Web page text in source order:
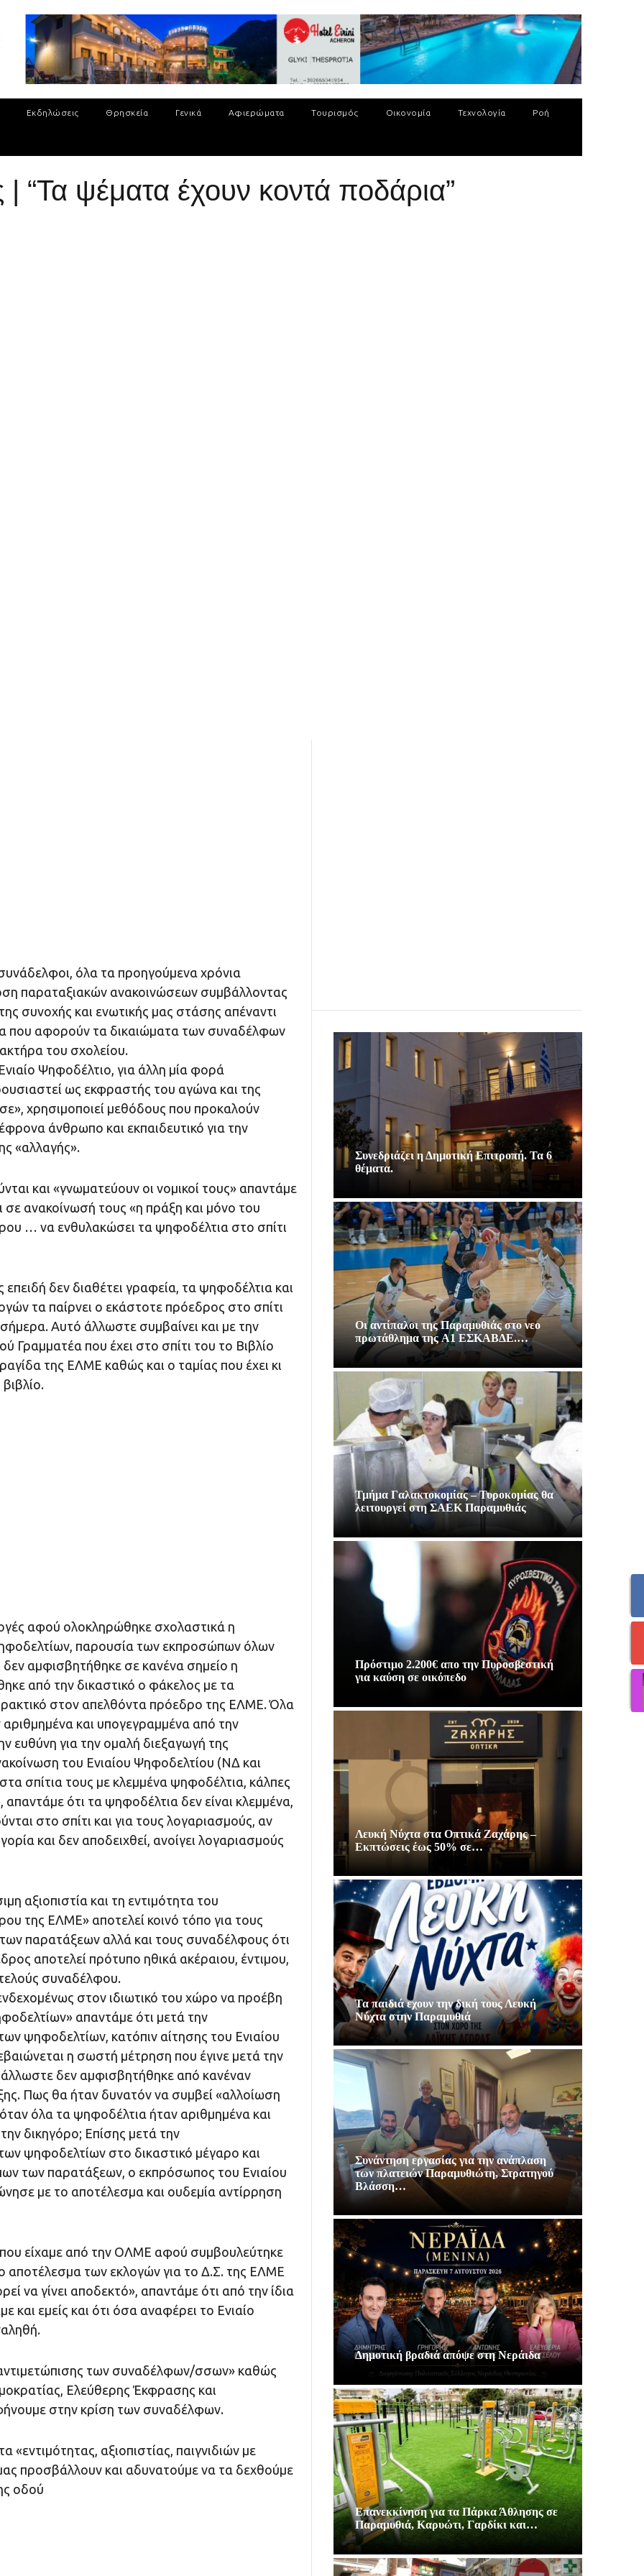
Εκδηλώσεις Θρησκεία Γενικά Αφιερώματα Τουρισμός Οικονομία Τεχνολογία Ροή
ψέματα έχουν κοντά ποδάρια”
όλα τα προηγούμενα χρόνια
παραταξιακών ανακοινώσεων συμβάλλοντας
συνοχής και ενωτικής μας στάσης απέναντι
που αφορούν τα δικαιώματα των συναδέλφων
του σχολείου.
Ψηφοδέλτιο, για άλλη μία φορά
ως εκφραστής του αγώνα και της
χρησιμοποιεί μεθόδους που προκαλούν
άνθρωπο και εκπαιδευτικό για την
«αλλαγής».
και «γνωματεύουν οι νομικοί τους» απαντάμε
σε ανακοίνωσή τους «η πράξη και μόνο του
… να ενθυλακώσει τα ψηφοδέλτια στο σπίτι
δεν διαθέτει γραφεία, τα ψηφοδέλτια και
τα παίρνει ο εκάστοτε πρόεδρος στο σπίτι
Αυτό άλλωστε συμβαίνει και με την
Γραμματέα που έχει στο σπίτι του το Βιβλίο
της ΕΛΜΕ καθώς και ο ταμίας που έχει κι
αφού ολοκληρώθηκε σχολαστικά η
παρουσία των εκπροσώπων όλων
αμφισβητήθηκε σε κανένα σημείο η
από την δικαστικό ο φάκελος με τα
στον απελθόντα πρόεδρο της ΕΛΜΕ. Όλα
και υπογεγραμμένα από την
ευθύνη για την ομαλή διεξαγωγή της
του Ενιαίου Ψηφοδελτίου (ΝΔ και
σπίτια τους με κλεμμένα ψηφοδέλτια, κάλπες
απαντάμε ότι τα ψηφοδέλτια δεν είναι κλεμμένα,
στο σπίτι και για τους λογαριασμούς, αν
και δεν αποδειχθεί, ανοίγει λογαριασμούς
αξιοπιστία και τη εντιμότητα του
της ΕΛΜΕ» αποτελεί κοινό τόπο για τους
παρατάξεων αλλά και τους συναδέλφους ότι
αποτελεί πρότυπο ηθικά ακέραιου, έντιμου,
συναδέλφου.
στον ιδιωτικό του χώρο να προέβη
απαντάμε ότι μετά την
ψηφοδελτίων, κατόπιν αίτησης του Ενιαίου
η σωστή μέτρηση που έγινε μετά την
δεν αμφισβητήθηκε από κανέναν
Πως θα ήταν δυνατόν να συμβεί «αλλοίωση
όλα τα ψηφοδέλτια ήταν αριθμημένα και
δικηγόρο; Επίσης μετά την
ψηφοδελτίων στο δικαστικό μέγαρο και
των παρατάξεων, ο εκπρόσωπος του Ενιαίου
με το αποτέλεσμα και ουδεμία αντίρρηση
που είχαμε από την ΟΛΜΕ αφού συμβουλεύτηκε
αποτέλεσμα των εκλογών για το Δ.Σ. της ΕΛΜΕ
να γίνει αποδεκτό», απαντάμε ότι από την ίδια
εμείς και ότι όσα αναφέρει το Ενιαίο
των συναδέλφων/σσων» καθώς
Ελεύθερης Έκφρασης και
στην κρίση των συναδέλφων.
«εντιμότητας, αξιοπιστίας, παιγνιδιών με
προσβάλλουν και αδυνατούμε να τα δεχθούμε
οδού
Συνεδριάζει η Δημοτική Επιτροπή. Τα 6
θέματα.
Οι αντίπαλοι της Παραμυθιάς στο νεο
πρωτάθλημα της A1 ΕΣΚΑΒΔΕ.…
Τμήμα Γαλακτοκομίας – Τυροκομίας θα
λειτουργεί στη ΣΑΕΚ Παραμυθιάς
Πρόστιμο 2.200€ απο την Πυροσβεστική
για καύση σε οικόπεδο
Λευκή Νύχτα στα Οπτικά Ζαχάρης –
Εκπτώσεις έως 50% σε…
Τα παιδιά εχουν την δική τους Λευκή
Νύχτα στην Παραμυθιά
Συνάντηση εργασίας για την ανάπλαση
των πλατειών Παραμυθιώτη, Στρατηγού
Βλάσση…
Δημοτική βραδιά απόψε στη Νεράιδα
Επανεκκίνηση για τα Πάρκα Άθλησης σε
Παραμυθιά, Καρυώτι, Γαρδίκι και…